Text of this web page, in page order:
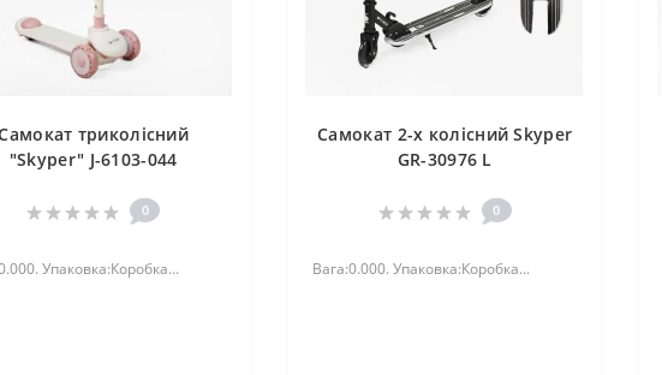
триколісний
"Skyper" J-6103-044
0
Упаковка:Коробка...
Самокат 2-х колісний Skyper
GR-30976 L
0
Вага:0.000. Упаковка:Коробка...